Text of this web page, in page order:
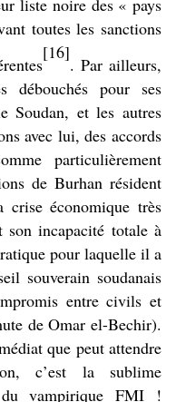
liste noire des « pays
toutes les sanctions
[16]
. Par ailleurs,
débouchés pour ses
Soudan, et les autres
avec lui, des accords
particulièrement
de Burhan résident
crise économique très
son incapacité totale à
pour laquelle il a
souverain soudanais
entre civils et
de Omar el-Bechir).
que peut attendre
c’est la sublime
vampirique FMI !